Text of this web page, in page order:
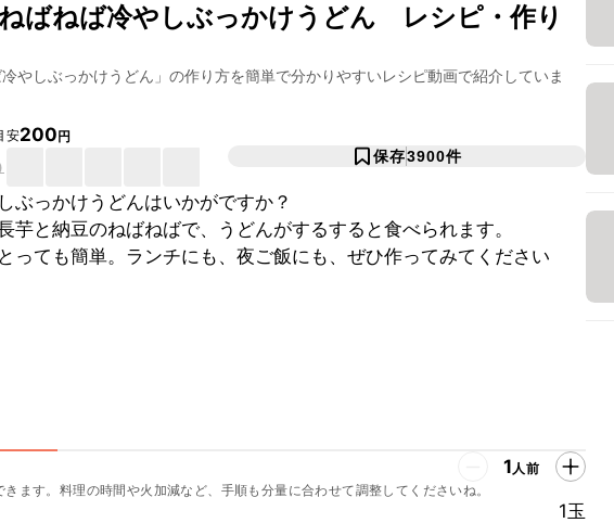
ばねば冷やしぶっかけうどん レシピ・作り
やしぶっかけうどん 」の作り方を簡単で分かりやすいレシピ動画で紹介していま
安200円
保存3900件
ぶっかけうどんはいかがですか？
芋と納豆のねばねばで、うどんがするすると食べられます。
っても簡単。ランチにも、夜ご飯にも、ぜひ作ってみてください
1人前
ます。料理の時間や火加減など、手順も分量に合わせて調整してくださいね。
1玉